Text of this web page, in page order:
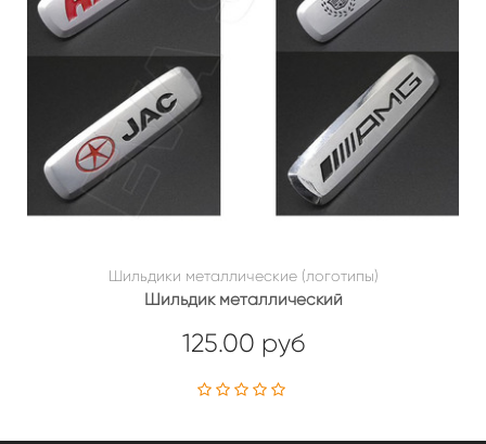
Шильдики металлические (логотипы)
Шильдик металлический
125.00 руб